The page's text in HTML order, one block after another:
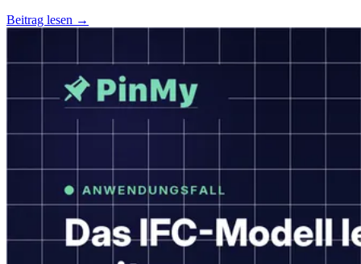
Beitrag lesen →